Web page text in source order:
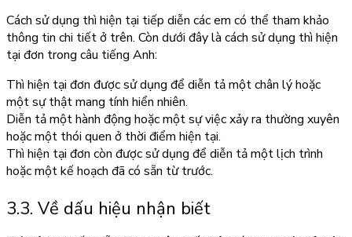
Cách sử dụng thì hiện tại tiếp diễn các em có thể tham khảo
thông tin chi tiết ở trên. Còn dưới đây là cách sử dụng thì hiện
tại đơn trong câu tiếng Anh:
Thì hiện tại đơn được sử dụng để diễn tả một chân lý hoặc
một sự thật mang tính hiển nhiên.
Diễn tả một hành động hoặc một sự việc xảy ra thường xuyên
hoặc một thói quen ở thời điểm hiện tại.
Thì hiện tại đơn còn được sử dụng để diễn tả một lịch trình
hoặc một kế hoạch đã có sẵn từ trước.
3.3. Về dấu hiệu nhận biết